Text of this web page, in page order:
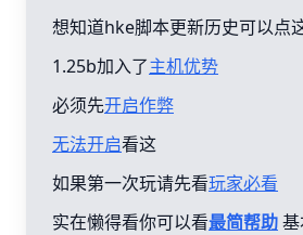
想知道hke脚本更新历史可以点
1.25b加入了主机优势
必须先开启作弊
无法开启看这
如果第一次玩请先看玩家必看
实在懒得看你可以看最简帮助